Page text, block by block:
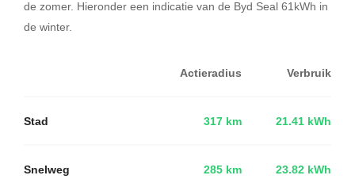
de zomer. Hieronder een indicatie van de Byd Seal 61kWh in
de winter.
Actieradius Verbruik
Stad 317 km 21.41 kWh
Snelweg 285 km 23.82 kWh